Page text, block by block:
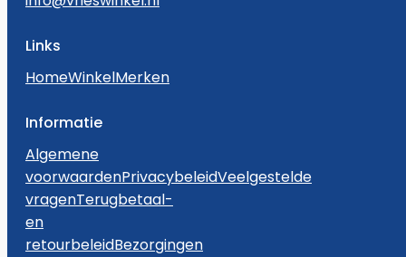
Links
HomeWinkelMerken
Informatie
Algemene
voorwaardenPrivacybeleidVeelgestelde
vragenTerugbetaal-
en
retourbeleidBezorgingen